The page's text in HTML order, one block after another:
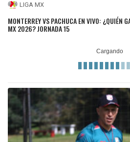
LIGA MX
MONTERREY VS PACHUCA EN VIVO: ¿QUIÉN
MX 2026? JORNADA 15